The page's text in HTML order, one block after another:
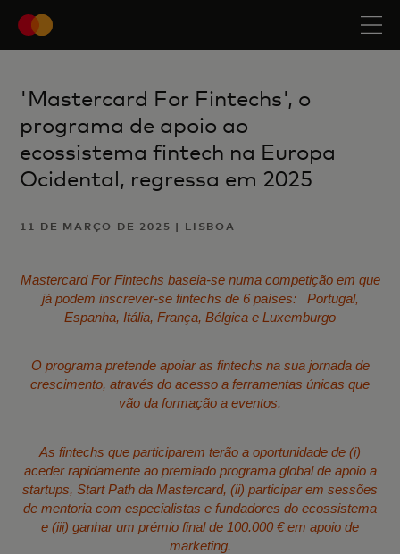
'Mastercard For Fintechs', o
programa de apoio ao
ecossistema fintech na Europa
Ocidental, regressa em 2025
11 DE MARÇO DE 2025 | LISBOA
Mastercard For Fintechs baseia-se numa competição em que
já podem inscrever-se fintechs de 6 países: Portugal,
Espanha, Itália, França, Bélgica e Luxemburgo
O programa pretende apoiar as fintechs na sua jornada de
crescimento, através do acesso a ferramentas únicas que
vão da formação a eventos.
As fintechs que participarem terão a oportunidade de (i)
aceder rapidamente ao premiado programa global de apoio a
startups, Start Path da Mastercard, (ii) participar em sessões
de mentoria com especialistas e fundadores do ecossistema
e (iii) ganhar um prémio final de 100.000 € em apoio de
marketing.